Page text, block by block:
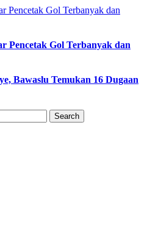
Pencetak Gol Terbanyak dan
Bawaslu Temukan 16 Dugaan